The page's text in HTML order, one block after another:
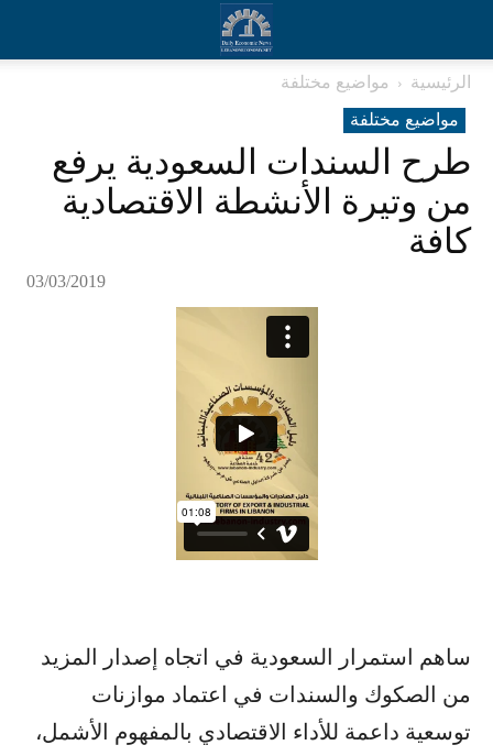
الرئيسية
مواضيع مختلفة
مواضيع مختلفة
طرح السندات السعودية يرفع
من وتيرة الأنشطة الاقتصادية
كافة
03/03/2019
ساهم استمرار السعودية في اتجاه إصدار المزيد
من الصكوك والسندات في اعتماد موازنات
توسعية داعمة للأداء الاقتصادي بالمفهوم الأشمل،